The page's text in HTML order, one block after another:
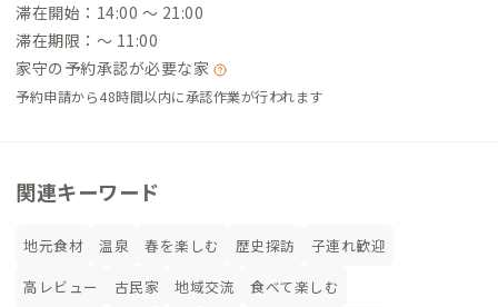
滞在開始：14:00 〜 21:00
滞在期限：〜 11:00
家守の予約承認が必要な家
予約申請から48時間以内に承認作業が行われます
関連キーワード
地元食材 温泉 春を楽しむ 歴史探訪
子連れ歓迎
高レビュー
古民家 地域交流
食べて楽しむ